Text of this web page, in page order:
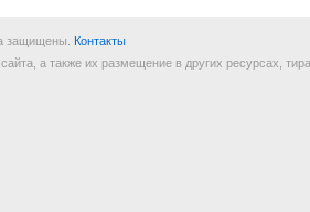
защищены. Контакты
а также их размещение в других ресурсах,